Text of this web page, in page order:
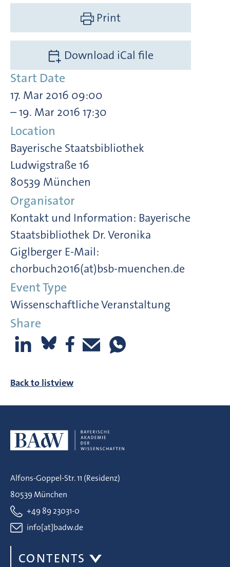
Print
Download iCal file
Start Date
17. Mar 2016 09:00
– 19. Mar 2016 17:30
Location
Bayerische Staatsbibliothek
Ludwigstraße 16
80539 München
Organisator
Kontakt und Information: Bayerische
Staatsbibliothek Dr. Veronika
Giglberger E-Mail:
chorbuch2016(at)bsb-muenchen.de
Event Type
Wissenschaftliche Veranstaltung
Share
Back to listview
Alfons-Goppel-Str. 11 (Residenz)
80539 München
+49 89 23031-0
info[at]badw.de
CONTENTS